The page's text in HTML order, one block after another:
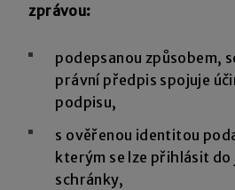
zprávou:
podepsanou způsobem,
právní předpis spojuje
podpisu,
s ověřenou identitou
kterým se lze přihlásit
schránky,